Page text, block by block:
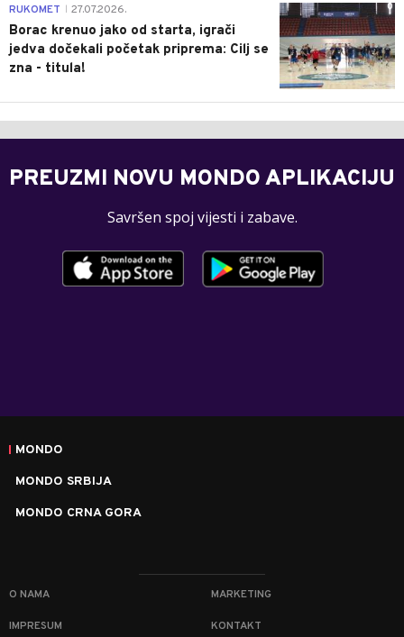
0
RUKOMET 27.07.2026.
Borac krenuo jako od starta, igrači
jedva dočekali početak priprema: Cilj se
zna - titula!
PREUZMI NOVU MONDO APLIKACIJU
Savršen spoj vijesti i zabave.
MONDO
MONDO SRBIJA
MONDO CRNA GORA
O NAMA MARKETING
IMPRESUM KONTAKT